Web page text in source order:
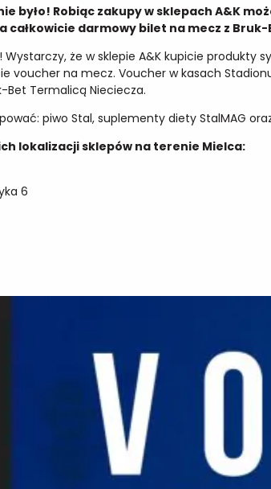
było! Robiąc zakupy w sklepach A&K
całkowicie darmowy bilet na mecz z
że w sklepie A&K kupicie produkty
voucher na mecz. Voucher w kasach
Bet Termalicą Nieciecza.
piwo Stal, suplementy diety StalMAG
lokalizacji sklepów na terenie Mielca:
6